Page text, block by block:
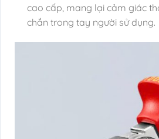
cao cấp, mang lại cảm giác
chắn trong tay người sử dụng.